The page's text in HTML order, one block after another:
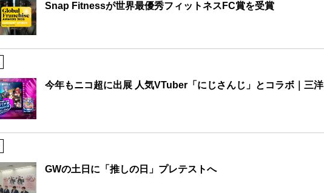
Snap Fitnessが世界最優秀フィットネスFC賞を受賞
今年もニコ超に出展 人気VTuber「にじさんじ」とコラボ｜三洋
GWの土日に「推しの日」プレテストへ